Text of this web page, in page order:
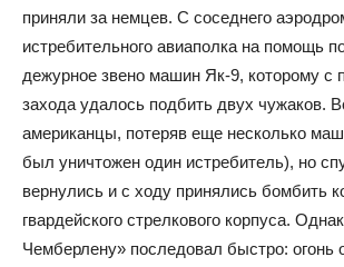
приняли за немцев. С соседнего
истребительного авиаполка на помощь
дежурное звено машин Як-9, которому с
захода удалось подбить двух чужаков.
американцы, потеряв еще несколько
был уничтожен один истребитель), но
вернулись и с ходу принялись бомбить
гвардейского стрелкового корпуса.
Чемберлену» последовал быстро: огонь